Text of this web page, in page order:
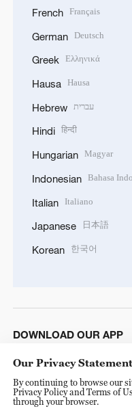
French Français
German Deutsch
Greek Ελληνικά
Hausa Hausa
Hebrew עברית
Hindi हिन्दी
Hungarian Magyar
Indonesian Bahasa
Italian Italiano
Japanese 日本語
Korean 한국어
DOWNLOAD OUR APP
Our Privacy
By continuing to browse our
Privacy Policy and Terms of
through your browser.